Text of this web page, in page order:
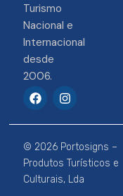
Turismo
Nacional e
Internacional
desde
2006.
F
a
e
b
o
o
k
I
n
t
a
g
r
a
m
© 2026 Portosigns –
Produtos Turísticos e
Culturais, Lda